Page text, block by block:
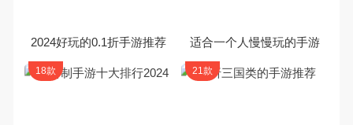
2024好玩的0.1折手游推荐 适合一个人慢慢玩的手游
18款 21款